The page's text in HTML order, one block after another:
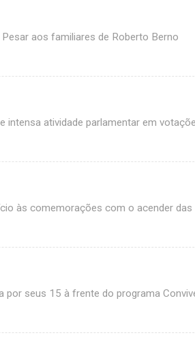
aos familiares de Roberto Berno
intensa atividade parlamentar em
às comemorações com o acender das
por seus 15 à frente do programa